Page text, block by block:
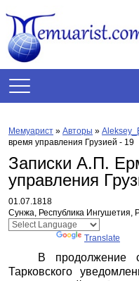
Мемуарист » Авторы »
время управления Грузией - 19
Записки А.П.
управления
01.07.1818
Сунжа, Республика Ингушетия,
Translate
В продолжение
Тарковского